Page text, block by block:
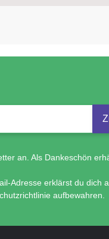
an. Als Dankeschön
Adresse erklärst du dich
aufbewahren.